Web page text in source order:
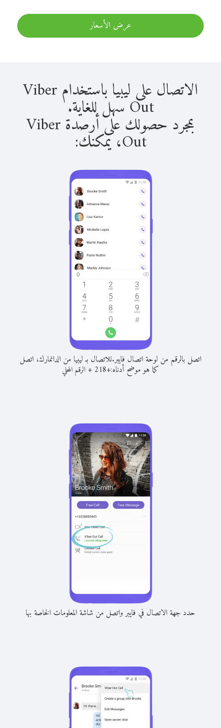
عرض الأسعار
الاتصال على ليبيا باستخدام Viber
Out سهل للغاية.
بمجرد حصولك على أرصدة Viber
Out، يمكنك:
اتصل بالرقم من لوحة اتصال فايبر.للاتصال بـ ليبيا من الدانمارك، اتصل
كما هو موضح أدناه:+
218
+الرقم المحلي
حدد جهة الاتصال في فايبر واتصل من شاشة المعلومات الخاصة بها